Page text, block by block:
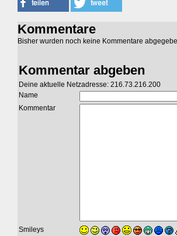
Kommentare
Bisher wurden noch keine Kommentare
Kommentar abgeben
Deine aktuelle Netzadresse: 216.73.216.200
Name
Kommentar
Smileys